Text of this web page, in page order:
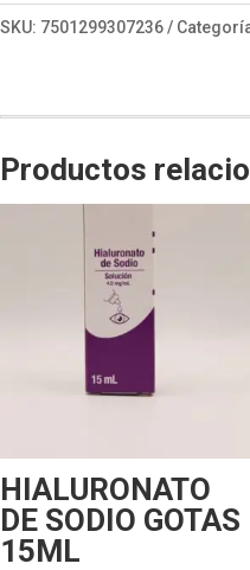
SKU: 7501299307236
Productos
HIALURONATO
DE SODIO GOTAS
15ML